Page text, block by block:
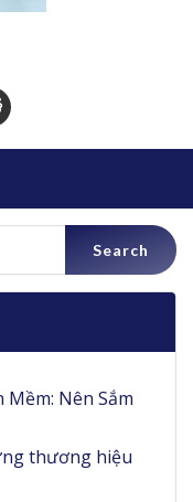
Nên Sắm
thương hiệu